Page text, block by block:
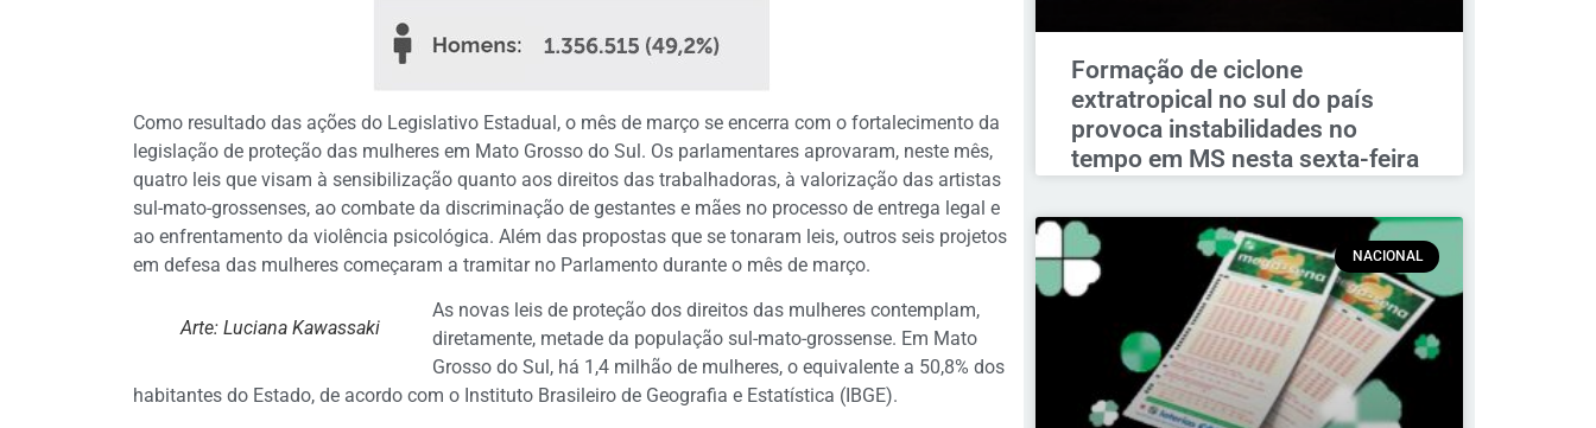
Como resultado das ações do Legislativo Estadual, o mês de março se encerra com o fortalecimento da
legislação de proteção das mulheres em Mato Grosso do Sul. Os parlamentares aprovaram, neste mês,
quatro leis que visam à sensibilização quanto aos direitos das trabalhadoras, à valorização das artistas
sul-mato-grossenses, ao combate da discriminação de gestantes e mães no processo de entrega legal e
ao enfrentamento da violência psicológica. Além das propostas que se tonaram leis, outros seis projetos
em defesa das mulheres começaram a tramitar no Parlamento durante o mês de março.
Arte: Luciana Kawassaki
As novas leis de proteção dos direitos das mulheres contemplam,
diretamente, metade da população sul-mato-grossense. Em Mato
Grosso do Sul, há 1,4 milhão de mulheres, o equivalente a 50,8% dos
habitantes do Estado, de acordo com o Instituto Brasileiro de Geografia e Estatística (IBGE).
Formação de ciclone
extratropical no sul do país
provoca instabilidades no
tempo em MS nesta sexta-feira
NACIONAL